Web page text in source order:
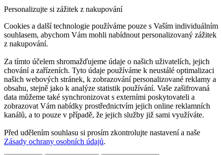
Personalizujte si zážitek z nakupování
Cookies a další technologie používáme pouze s Vaším individuálním
souhlasem, abychom Vám mohli nabídnout personalizovaný zážitek
z nakupování.
Za tímto účelem shromažďujeme údaje o našich uživatelích, jejich
chování a zařízeních. Tyto údaje používáme k neustálé optimalizaci
našich webových stránek, k zobrazování personalizované reklamy a
obsahu, stejně jako k analýze statistik používání. Vaše zašifrovaná
data můžeme také synchronizovat s externími poskytovateli a
zobrazovat Vám nabídky prostřednictvím jejich online reklamních
kanálů, a to pouze v případě, že jejich služby již sami využíváte.
Před udělením souhlasu si prosím zkontrolujte nastavení a naše
Zásady ochrany osobních údajů.